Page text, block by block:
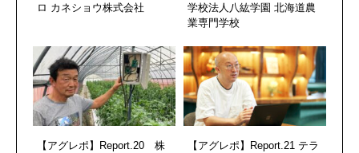
ロ カネショウ株式会社
学校法人八紘学園 北海道農
業専門学校
【アグレポ】Report.20 株
【アグレポ】Report.21 テラ